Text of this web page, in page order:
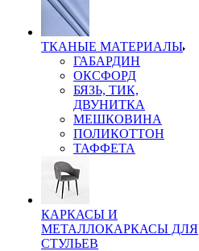
ТКАНЫЕ МАТЕРИАЛЫ
ГАБАРДИН
ОКСФОРД
БЯЗЬ, ТИК,
ДВУНИТКА
МЕШКОВИНА
ПОЛИКОТТОН
ТАФФЕТА
КАРКАСЫ И
МЕТАЛЛОКАРКАСЫ ДЛЯ
СТУЛЬЕВ